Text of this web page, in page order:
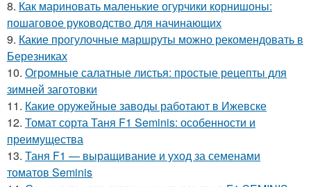
8. Как мариновать маленькие огурчики корнишоны:
пошаговое руководство для начинающих
9. Какие прогулочные маршруты можно рекомендовать в
Березниках
10. Огромные салатные листья: простые рецепты для
зимней заготовки
11. Какие оружейные заводы работают в Ижевске
12. Томат сорта Таня F1 Seminis: особенности и
преимущества
13. Таня F1 — выращивание и уход за семенами
томатов Seminis